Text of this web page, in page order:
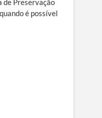
de Preservação
é possível